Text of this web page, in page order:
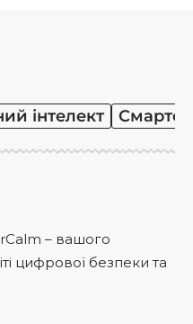
інтелект
– вашого
цифрової безпеки та